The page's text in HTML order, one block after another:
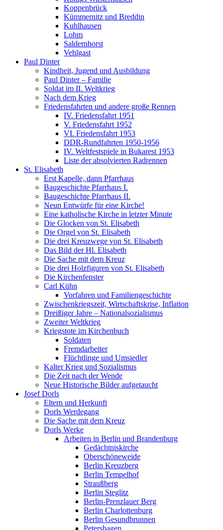
Koppenbrück
Kümmernitz und Breddin
Kuhlhausen
Lohm
Saldernhorst
Vehlgast
Paul Dinter
Kindheit, Jugend und Ausbildung
Paul Dinter – Familie
Soldat im II. Weltkrieg
Nach dem Krieg
Friedensfahrten und andere große Rennen
IV. Friedensfahrt 1951
V. Friedensfahrt 1952
VI. Friedensfahrt 1953
DDR-Rundfahrten 1950-1956
IV. Weltfestspiele in Bukarest 1953
Liste der absolvierten Radrennen
St. Elisabeth
Erst Kapelle, dann Pfarrhaus
Baugeschichte Pfarrhaus I.
Baugeschichte Pfarrhaus II.
Neun Entwürfe für eine Kirche!
Eine katholische Kirche in letzter Minute
Die Glocken von St. Elisabeth
Die Orgel von St. Elisabeth
Die drei Kreuzwege von St. Elisabeth
Das Bild der Hl. Elisabeth
Die Sache mit dem Kreuz
Die drei Holzfiguren von St. Elisabeth
Die Kirchenfenster
Carl Kühn
Vorfahren und Familiengeschichte
Zwischenkriegszeit, Wirtschaftskrise, Inflation
Dreißiger Jahre – Nationalsozialismus
Zweiter Weltkrieg
Kriegstote im Kirchenbuch
Soldaten
Fremdarbeiter
Flüchtlinge und Umsiedler
Kalter Krieg und Sozialismus
Die Zeit nach der Wende
Neue Historische Bilder aufgetaucht
Josef Dorls
Eltern und Herkunft
Dorls Werdegang
Die Sache mit dem Kreuz
Dorls Werke
Arbeiten in Berlin und Brandenburg
Gedächtniskirche
Oberschöneweide
Berlin Kreuzberg
Berlin Tempelhof
Straußberg
Berlin Steglitz
Berlin-Prenzlauer Berg
Berlin Charlottenburg
Berlin Gesundbrunnen
Petershagen